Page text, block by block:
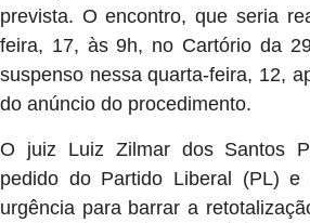
prevista. O encontro, que seria
feira, 17, às 9h, no Cartório da
suspenso nessa quarta-feira, 12,
do anúncio do procedimento.
O juiz Luiz Zilmar dos Santos
pedido do Partido Liberal (PL) e
urgência para barrar a